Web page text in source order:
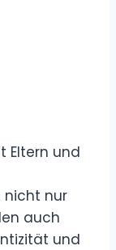
Eltern und
nicht nur
auch
und